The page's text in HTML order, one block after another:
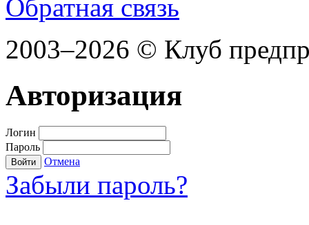
Обратная связь
2003–2026 © Клуб
Авторизация
Логин
Пароль
Войти Отмена
Забыли пароль?